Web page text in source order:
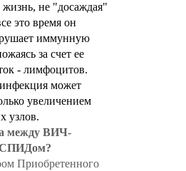
не "досаждая"
это время он
иммунную
за счет ее
- лимфоцитов.
может
увеличением
узлов.
между ВИЧ-
СПИДом?
Приобретенного